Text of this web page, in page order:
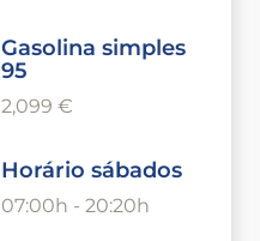
Gasolina simples
95
2,099 €
Horário sábados
07:00h - 20:20h